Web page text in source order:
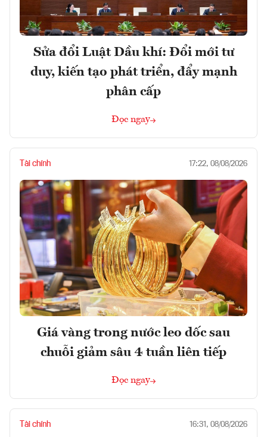
Sửa đổi Luật Dầu khí: Đổi mới tư
duy, kiến tạo phát triển, đẩy mạnh
phân cấp
Đọc ngay
Tài chính 17:22, 08/08/2026
Giá vàng trong nước leo dốc sau
chuỗi giảm sâu 4 tuần liên tiếp
Đọc ngay
Tài chính 16:31, 08/08/2026